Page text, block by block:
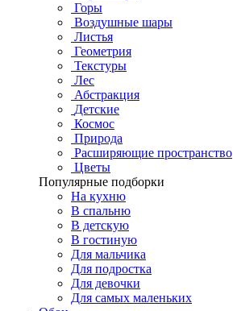
Горы
Воздушные шары
Листья
Геометрия
Текстуры
Лес
Абстракция
Детские
Космос
Природа
Расширяющие пространство
Цветы
Популярные подборки
На кухню
В спальню
В детскую
В гостиную
Для мальчика
Для подростка
Для девочки
Для самых маленьких